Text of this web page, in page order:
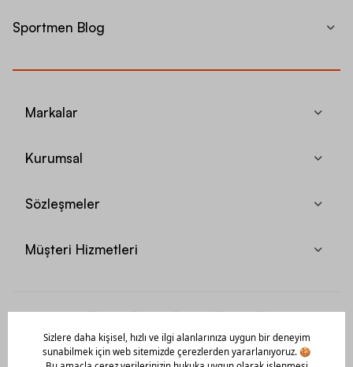
Sportmen Blog
Markalar
Kurumsal
Sözleşmeler
Müşteri Hizmetleri